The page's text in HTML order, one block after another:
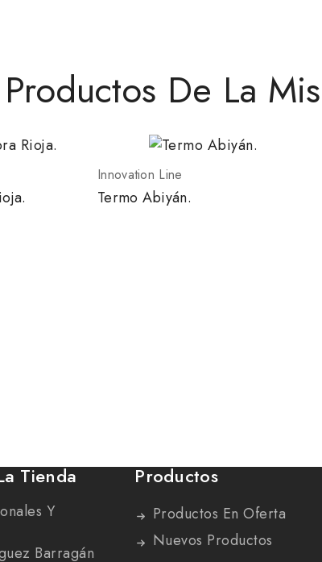
De La
Innovation Line
Termo Abiyán.
Tienda
Y
Barragán
Productos
Productos En Oferta
Nuevos Productos